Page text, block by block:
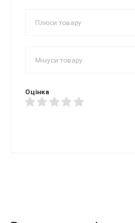
Оцінка